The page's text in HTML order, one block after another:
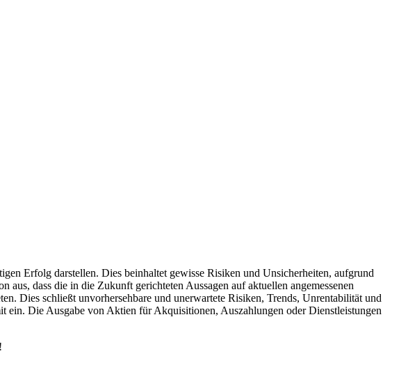
Erfolg darstellen. Dies beinhaltet gewisse Risiken und Unsicherheiten, aufgrund
dass die in die Zukunft gerichteten Aussagen auf aktuellen angemessenen
Dies schließt unvorhersehbare und unerwartete Risiken, Trends, Unrentabilität und
Die Ausgabe von Aktien für Akquisitionen, Auszahlungen oder Dienstleistungen